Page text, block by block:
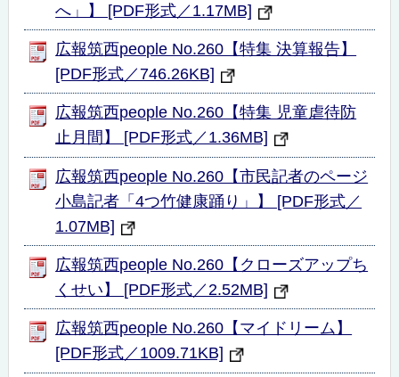
へ」】 [PDF形式／1.17MB]
広報筑西people No.260【特集 決算報告】
[PDF形式／746.26KB]
広報筑西people No.260【特集 児童虐待防
止月間】 [PDF形式／1.36MB]
広報筑西people No.260【市民記者のページ
小島記者「4つ竹健康踊り」】 [PDF形式／
1.07MB]
広報筑西people No.260【クローズアップち
くせい】 [PDF形式／2.52MB]
広報筑西people No.260【マイドリーム】
[PDF形式／1009.71KB]